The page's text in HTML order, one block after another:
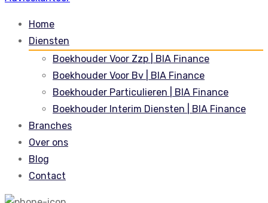
Home
Diensten
Boekhouder Voor Zzp | BIA Finance
Boekhouder Voor Bv | BIA Finance
Boekhouder Particulieren | BIA Finance
Boekhouder Interim Diensten | BIA Finance
Branches
Over ons
Blog
Contact